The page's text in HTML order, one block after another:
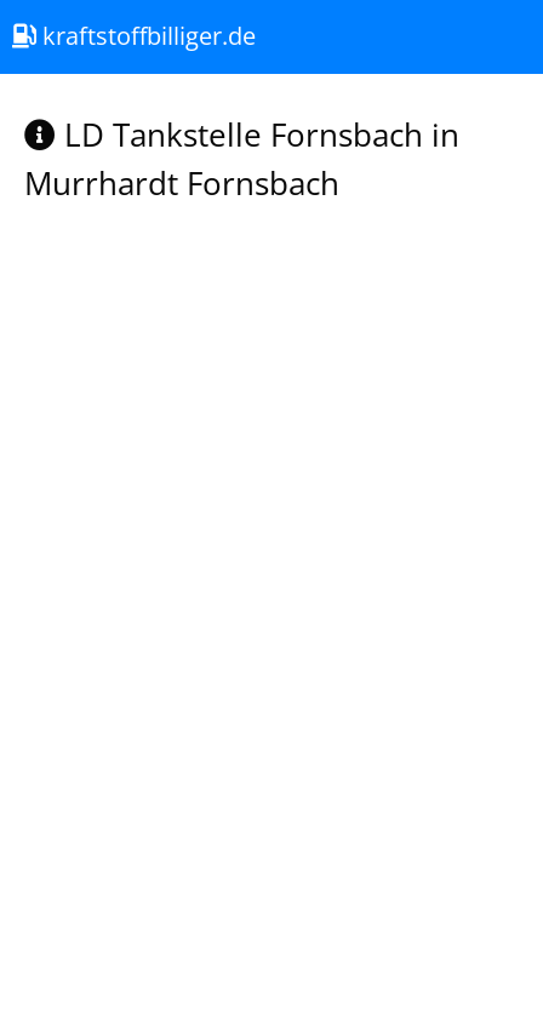
kraftstoffbilliger.de
LD Tankstelle Fornsbach in
Murrhardt Fornsbach